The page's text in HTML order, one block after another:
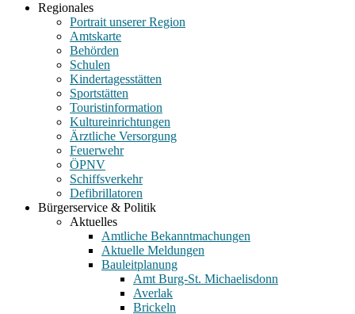
Regionales
Portrait unserer Region
Amtskarte
Behörden
Schulen
Kindertagesstätten
Sportstätten
Touristinformation
Kultureinrichtungen
Ärztliche Versorgung
Feuerwehr
ÖPNV
Schiffsverkehr
Defibrillatoren
Bürgerservice & Politik
Aktuelles
Amtliche Bekanntmachungen
Aktuelle Meldungen
Bauleitplanung
Amt Burg-St. Michaelisdonn
Averlak
Brickeln